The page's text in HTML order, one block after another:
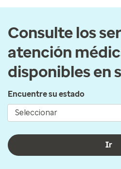
Consulte los
atención
disponibles en
Encuentre su estado
Seleccionar
Ir